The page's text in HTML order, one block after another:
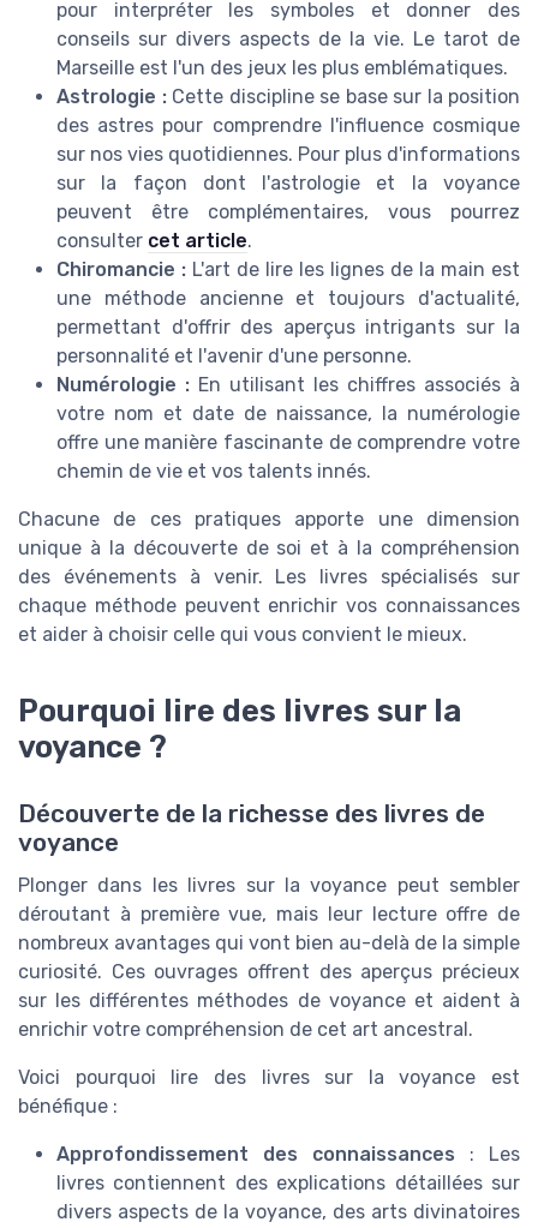
pour interpréter les symboles et donner des
conseils sur divers aspects de la vie. Le tarot de
Marseille est l'un des jeux les plus emblématiques.
Astrologie :Cette discipline se base sur la position
des astres pour comprendre l'influence cosmique
sur nos vies quotidiennes. Pour plus d'informations
sur la façon dont l'astrologie et la voyance
peuvent être complémentaires, vous pourrez
consulter cet article.
Chiromancie : L'art de lire les lignes de la main est
une méthode ancienne et toujours d'actualité,
permettant d'offrir des aperçus intrigants sur la
personnalité et l'avenir d'une personne.
Numérologie : En utilisant les chiffres associés à
votre nom et date de naissance, la numérologie
offre une manière fascinante de comprendre votre
chemin de vie et vos talents innés.
Chacune de ces pratiques apporte une dimension
unique à la découverte de soi et à la compréhension
des événements à venir. Les livres spécialisés sur
chaque méthode peuvent enrichir vos connaissances
et aider à choisir celle qui vous convient le mieux.
Pourquoi lire des livres sur la
voyance ?
Découverte de la richesse des livres de
voyance
Plonger dans les livres sur la voyance peut sembler
déroutant à première vue, mais leur lecture offre de
nombreux avantages qui vont bien au-delà de la simple
curiosité. Ces ouvrages offrent des aperçus précieux
sur les différentes méthodes de voyance et aident à
enrichir votre compréhension de cet art ancestral.
Voici pourquoi lire des livres sur la voyance est
bénéfique :
Approfondissement des connaissances : Les
livres contiennent des explications détaillées sur
divers aspects de la voyance, des arts divinatoires